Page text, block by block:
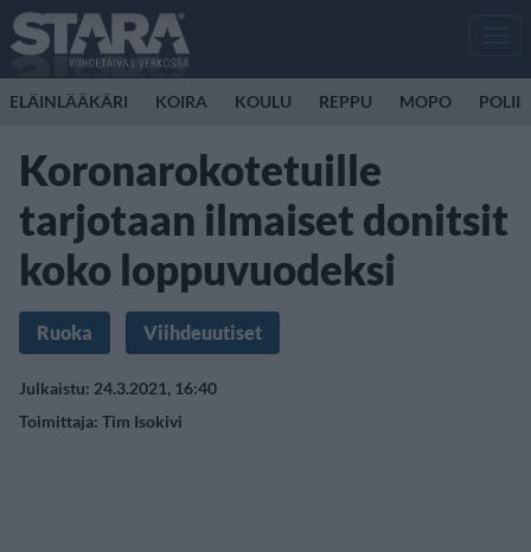
ELÄINLÄÄKÄRI KOIRA KOULU REPPU MOPO
Koronarokotetuille
tarjotaan ilmaiset donitsit
koko loppuvuodeksi
Ruoka Viihdeuutiset
Julkaistu: 24.3.2021, 16:40
Toimittaja: Tim Isokivi